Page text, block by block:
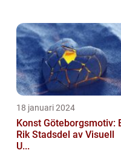
som har
århundraden, o...
18 januari 2024
Konst Göteborgsmotiv:
Rik Stadsdel av Visuell
U...